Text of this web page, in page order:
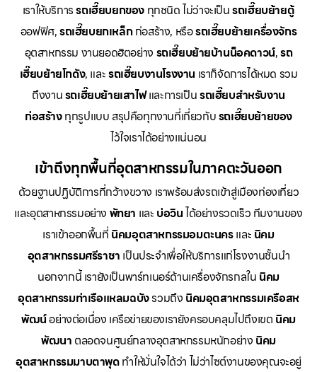
เราให้บริการรถเฮี๊ยบยกของ ทุกชนิด ไม่ว่าจะเป็นรถเฮี๊ยบย้ายตู้
ออฟฟิศ,รถเฮี๊ยบยกเหล็กก่อสร้าง, หรือรถเฮี๊ยบย้ายเครื่องจักร
อุตสาหกรรม งานยอดฮิตอย่าง รถเฮี๊ยบย้ายบ้านน็อคดาวน์,รถ
เฮี๊ยบย้ายโกดัง, และรถเฮี๊ยบงานโรงงาน เราก็จัดการได้หมด รวม
ถึงงานรถเฮี๊ยบย้ายเสาไฟและการเป็นรถเฮี๊ยบสำหรับงาน
ก่อสร้างทุกรูปแบบ สรุปคือทุกงานที่เกี่ยวกับรถเฮี๊ยบย้ายของ
ไว้ใจเราได้อย่างแน่นอน
เข้าถึงทุกพื้นที่อุตสาหกรรมในภาคตะวันออก
ด้วยฐานปฏิบัติการที่กว้างขวาง เราพร้อมส่งรถเข้าสู่เมืองท่องเที่ยว
และอุตสาหกรรมอย่าง พัทยา และ บ่อวินได้อย่างรวดเร็ว ทีมงานของ
เราเข้าออกพื้นที่ นิคมอุตสาหกรรมอมตะนครและ นิคม
อุตสาหกรรมศรีราชา เป็นประจำเพื่อให้บริการแก่โรงงานชั้นนำ
นอกจากนี้ เรายังเป็นพาร์ทเนอร์ด้านเครื่องจักรกลใน นิคม
อุตสาหกรรมท่าเรือแหลมฉบังรวมถึง นิคมอุตสาหกรรมเครือสห
พัฒน์อย่างต่อเนื่อง เครือข่ายของเรายังครอบคลุมไปถึงเขต นิคม
พัฒนา ตลอดจนศูนย์กลางอุตสาหกรรมหนักอย่าง นิคม
อุตสาหกรรมมาบตาพุดทำให้มั่นใจได้ว่า ไม่ว่าไซต์งานของคุณจะอยู่